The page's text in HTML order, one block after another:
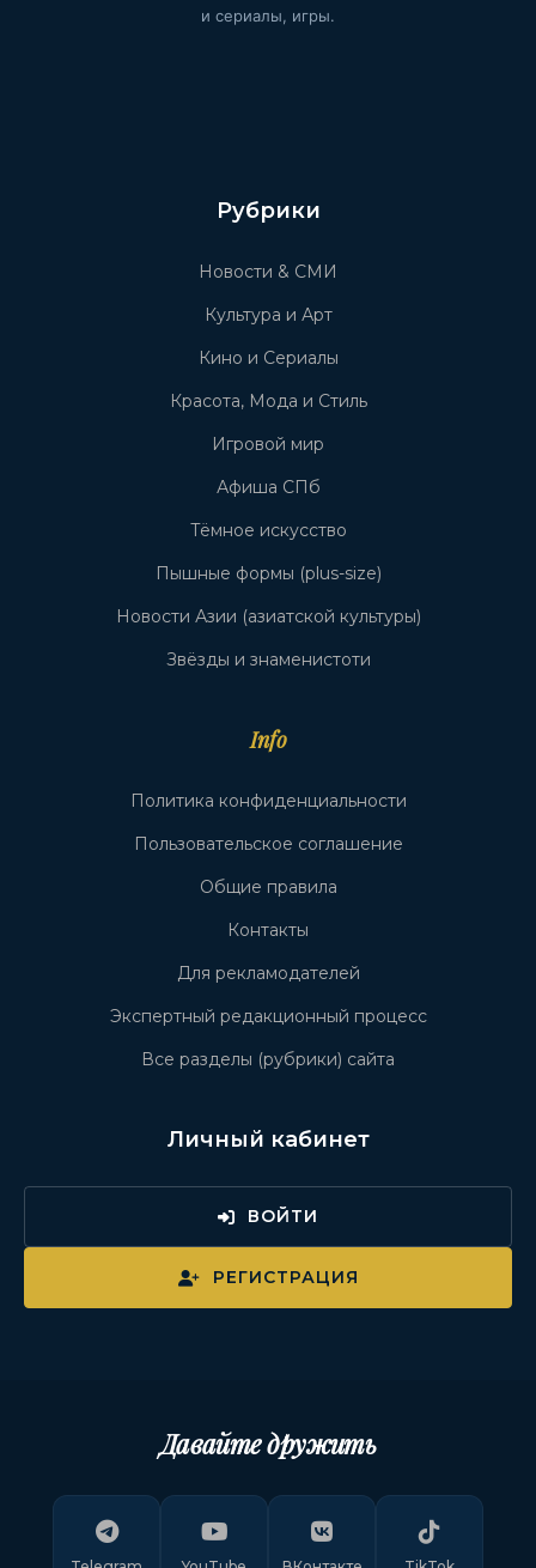
и сериалы, игры.
Рубрики
Новости & СМИ
Культура и Арт
Кино и Сериалы
Красота, Мода и Стиль
Игровой мир
Афиша СПб
Тёмное искусство
Пышные формы (plus-size)
Новости Азии (азиатской культуры)
Звёзды и знаменистоти
Info
Политика конфиденциальности
Пользовательское соглашение
Общие правила
Контакты
Для рекламодателей
Экспертный редакционный процесс
Все разделы (рубрики) сайта
Личный кабинет
ВОЙТИ
РЕГИСТРАЦИЯ
Давайте дружить